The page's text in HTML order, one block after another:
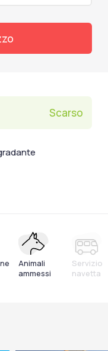
Scarso
Animali
ammessi
Servizio
navetta